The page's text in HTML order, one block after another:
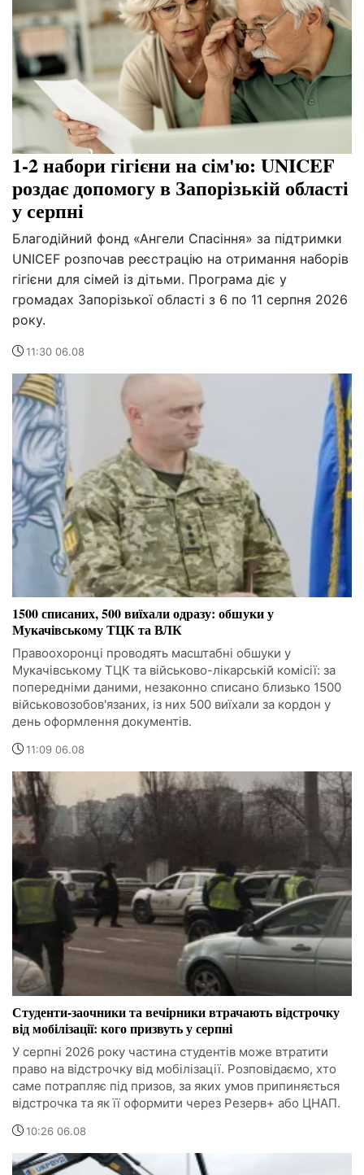
1-2 набори гігієни на сім'ю: UNICEF
роздає допомогу в Запорізькій області
у серпні
Благодійний фонд «Ангели Спасіння» за підтримки
UNICEF розпочав реєстрацію на отримання наборів
гігієни для сімей із дітьми. Програма діє у
громадах Запорізької області з 6 по 11 серпня 2026
року.
11:30 06.08
1500 списаних, 500 виїхали одразу: обшуки у
Мукачівському ТЦК та ВЛК
Правоохоронці проводять масштабні обшуки у
Мукачівському ТЦК та військово-лікарській комісії: за
попередніми даними, незаконно списано близько 1500
військовозобов'язаних, із них 500 виїхали за кордон у
день оформлення документів.
11:09 06.08
Студенти-заочники та вечірники втрачають відстрочку
від мобілізації: кого призвуть у серпні
У серпні 2026 року частина студентів може втратити
право на відстрочку від мобілізації. Розповідаємо, хто
саме потрапляє під призов, за яких умов припиняється
відстрочка та як її оформити через Резерв+ або ЦНАП.
10:26 06.08